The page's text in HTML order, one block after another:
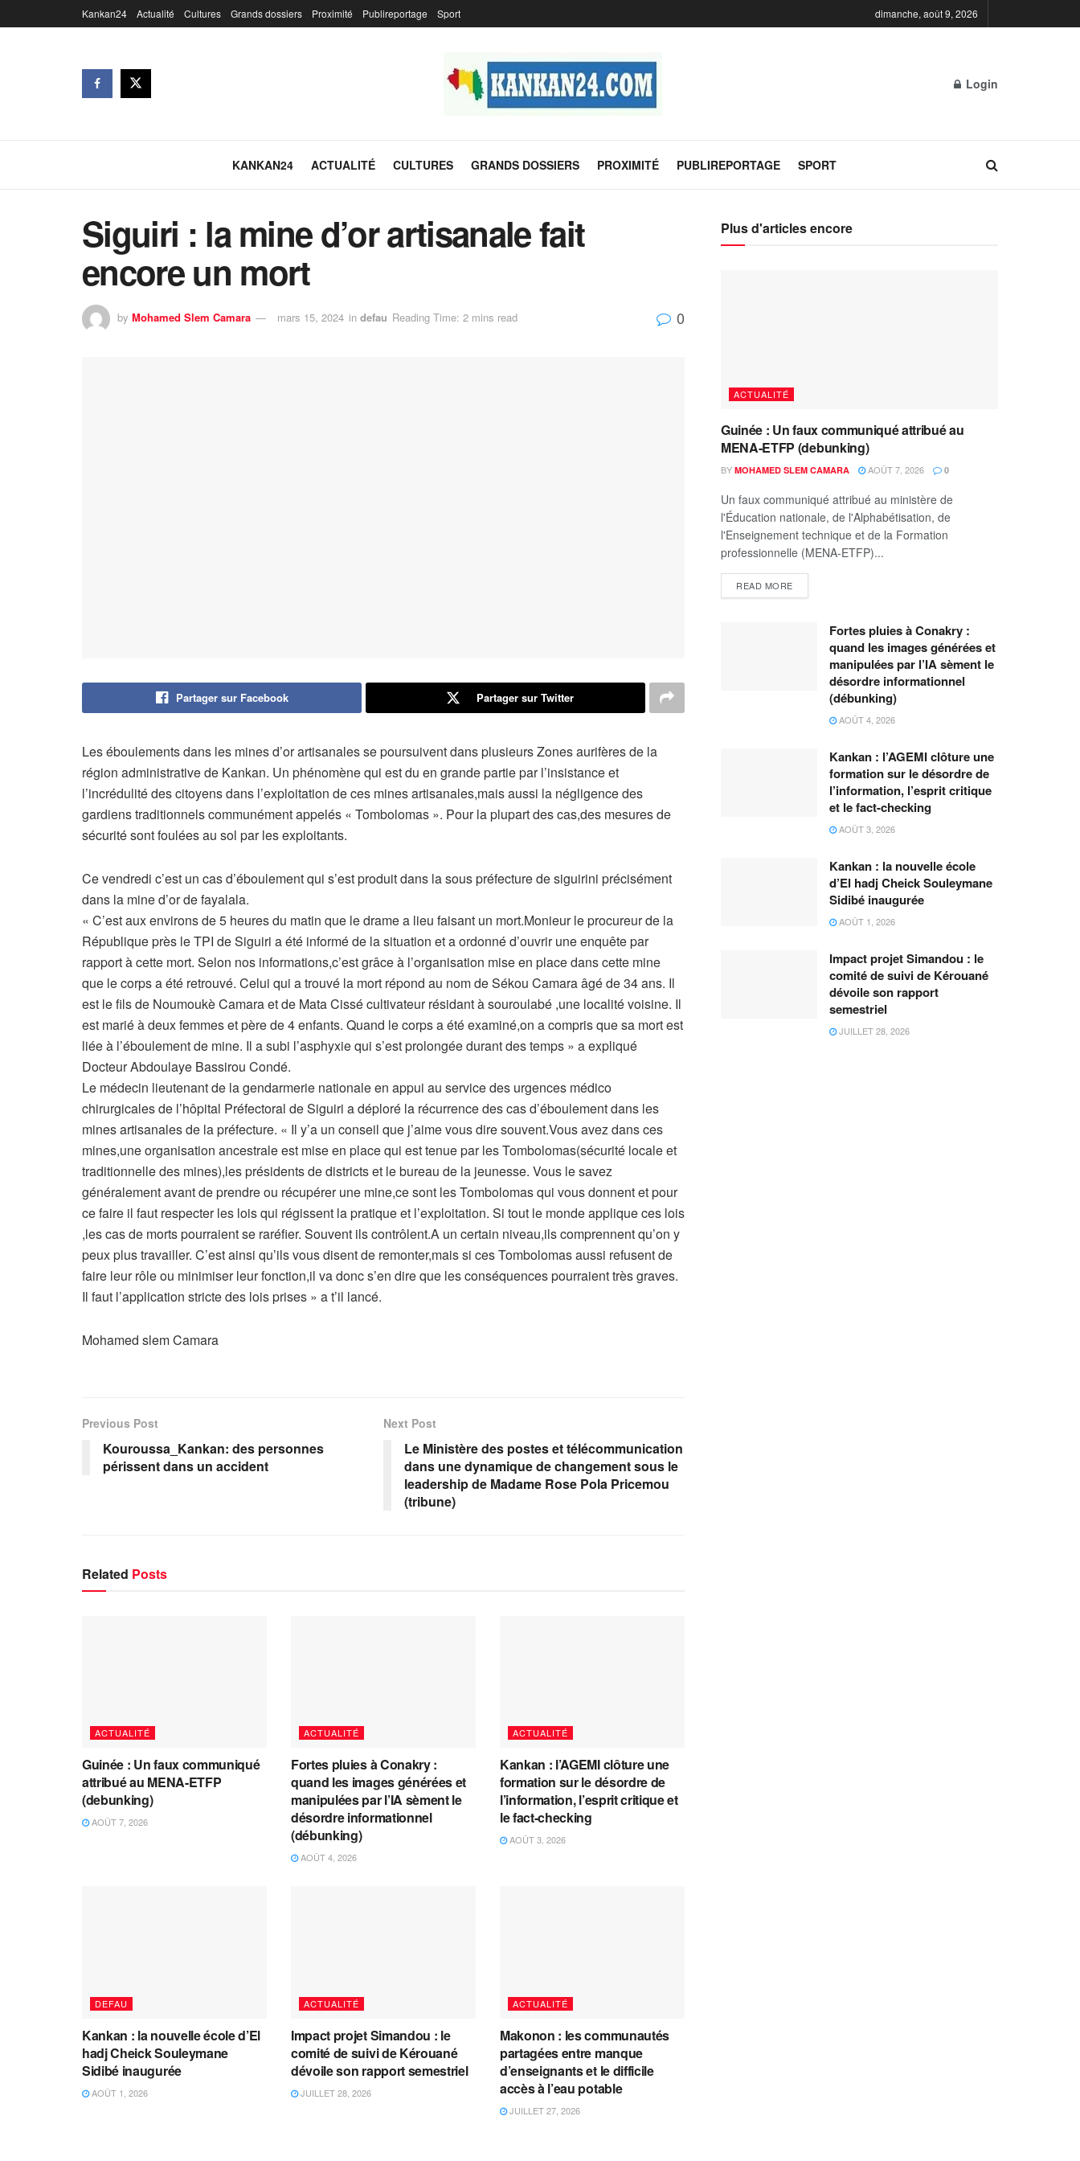
Kankan24 Actualité Cultures Grands dossiers Proximité Publireportage Sport dimanche, août 9, 2026
Login
KANKAN24 ACTUALITÉ CULTURES GRANDS DOSSIERS PROXIMITÉ PUBLIREPORTAGE SPORT
Siguiri : la mine d’or artisanale fait
encore un mort
by Mohamed Slem Camara mars 15, 2024 in defau Reading Time: 2 mins read 0
Partager sur Facebook Partager sur Twitter
Les éboulements dans les mines d’or artisanales se poursuivent dans plusieurs Zones aurifères de la
région administrative de Kankan. Un phénomène qui est du en grande partie par l’insistance et
l’incrédulité des citoyens dans l’exploitation de ces mines artisanales,mais aussi la négligence des
gardiens traditionnels communément appelés « Tombolomas ». Pour la plupart des cas,des mesures de
sécurité sont foulées au sol par les exploitants.
Ce vendredi c’est un cas d’éboulement qui s’est produit dans la sous préfecture de siguirini précisément
dans la mine d’or de fayalala.
« C’est aux environs de 5 heures du matin que le drame a lieu faisant un mort.Monieur le procureur de la
République près le TPI de Siguiri a été informé de la situation et a ordonné d’ouvrir une enquête par
rapport à cette mort. Selon nos informations,c’est grâce à l’organisation mise en place dans cette mine
que le corps a été retrouvé. Celui qui a trouvé la mort répond au nom de Sékou Camara âgé de 34 ans. Il
est le fils de Noumoukè Camara et de Mata Cissé cultivateur résidant à souroulabé ,une localité voisine. Il
est marié à deux femmes et père de 4 enfants. Quand le corps a été examiné,on a compris que sa mort est
liée à l’éboulement de mine. Il a subi l’asphyxie qui s’est prolongée durant des temps » a expliqué
Docteur Abdoulaye Bassirou Condé.
Le médecin lieutenant de la gendarmerie nationale en appui au service des urgences médico
chirurgicales de l’hôpital Préfectoral de Siguiri a déploré la récurrence des cas d’éboulement dans les
mines artisanales de la préfecture. « Il y’a un conseil que j’aime vous dire souvent.Vous avez dans ces
mines,une organisation ancestrale est mise en place qui est tenue par les Tombolomas(sécurité locale et
traditionnelle des mines),les présidents de districts et le bureau de la jeunesse. Vous le savez
généralement avant de prendre ou récupérer une mine,ce sont les Tombolomas qui vous donnent et pour
ce faire il faut respecter les lois qui régissent la pratique et l’exploitation. Si tout le monde applique ces lois
,les cas de morts pourraient se raréfier. Souvent ils contrôlent.A un certain niveau,ils comprennent qu’on y
peux plus travailler. C’est ainsi qu’ils vous disent de remonter,mais si ces Tombolomas aussi refusent de
faire leur rôle ou minimiser leur fonction,il va donc s’en dire que les conséquences pourraient très graves.
Il faut l’application stricte des lois prises » a t’il lancé.
Mohamed slem Camara
Previous Post
Kouroussa_Kankan: des personnes
périssent dans un accident
Next Post
Le Ministère des postes et télécommunication
dans une dynamique de changement sous le
leadership de Madame Rose Pola Pricemou
(tribune)
Related Posts
ACTUALITÉ
Guinée : Un faux communiqué
attribué au MENA-ETFP
(debunking)
AOÛT 7, 2026
ACTUALITÉ
Fortes pluies à Conakry :
quand les images générées et
manipulées par l’IA sèment le
désordre informationnel
(débunking)
AOÛT 4, 2026
ACTUALITÉ
Kankan : l’AGEMI clôture une
formation sur le désordre de
l’information, l’esprit critique et
le fact-checking
AOÛT 3, 2026
DEFAU
Kankan : la nouvelle école d’El
hadj Cheick Souleymane
Sidibé inaugurée
AOÛT 1, 2026
ACTUALITÉ
Impact projet Simandou : le
comité de suivi de Kérouané
dévoile son rapport semestriel
JUILLET 28, 2026
ACTUALITÉ
Makonon : les communautés
partagées entre manque
d’enseignants et le difficile
accès à l’eau potable
JUILLET 27, 2026
Plus d'articles encore
ACTUALITÉ
Guinée : Un faux communiqué attribué au
MENA-ETFP (debunking)
BY MOHAMED SLEM CAMARA AOÛT 7, 2026 0
Un faux communiqué attribué au ministère de
l'Éducation nationale, de l'Alphabétisation, de
l'Enseignement technique et de la Formation
professionnelle (MENA-ETFP)...
READ MORE
Fortes pluies à Conakry :
quand les images générées et
manipulées par l’IA sèment le
désordre informationnel
(débunking)
AOÛT 4, 2026
Kankan : l’AGEMI clôture une
formation sur le désordre de
l’information, l’esprit critique
et le fact-checking
AOÛT 3, 2026
Kankan : la nouvelle école
d’El hadj Cheick Souleymane
Sidibé inaugurée
AOÛT 1, 2026
Impact projet Simandou : le
comité de suivi de Kérouané
dévoile son rapport
semestriel
JUILLET 28, 2026